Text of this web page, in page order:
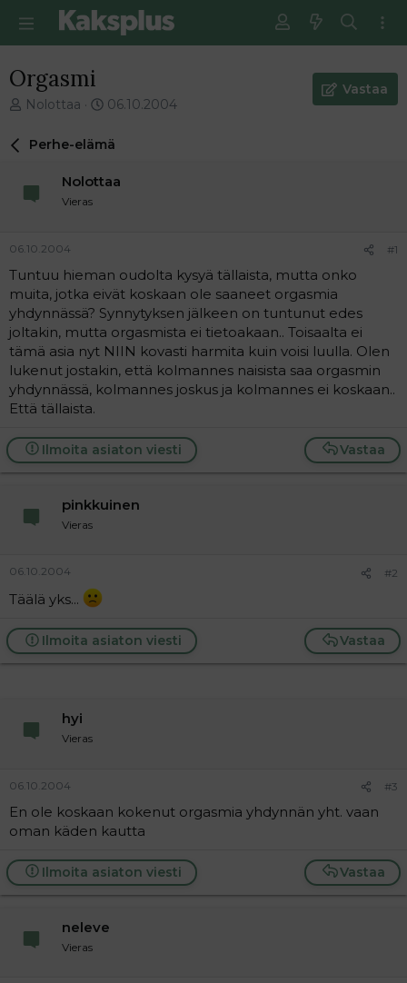
Orgasmi
V
e
i
t
u
n
a
l
o
t
t
a
a
Nolottaa
E
s
m
n
v
i
e
s
t
i
06.10.2004
Vastaa
Perhe-elämä
Nolottaa
Vieras
06.10.2004 #1
Tuntuu hieman oudolta kysyä tällaista, mutta onko
muita, jotka eivät koskaan ole saaneet orgasmia
yhdynnässä? Synnytyksen jälkeen on tuntunut edes
joltakin, mutta orgasmista ei tietoakaan.. Toisaalta ei
tämä asia nyt NIIN kovasti harmita kuin voisi luulla. Olen
lukenut jostakin, että kolmannes naisista saa orgasmin
yhdynnässä, kolmannes joskus ja kolmannes ei koskaan..
Että tällaista.
Vastaa
Ilmoita asiaton viesti
pinkkuinen
Vieras
06.10.2004 #2
Täälä yks...
Vastaa
Ilmoita asiaton viesti
hyi
Vieras
06.10.2004 #3
En ole koskaan kokenut orgasmia yhdynnän yht. vaan
oman käden kautta
Vastaa
Ilmoita asiaton viesti
neleve
Vieras